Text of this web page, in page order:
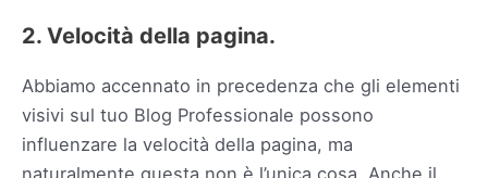
2. Velocità della pagina.
Abbiamo accennato in precedenza che gli elementi
visivi sul tuo Blog Professionale possono
influenzare la velocità della pagina, ma